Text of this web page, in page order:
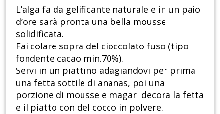
L’alga fa da gelificante naturale e in un paio
d’ore sarà pronta una bella mousse
solidificata.
Fai colare sopra del cioccolato fuso (tipo
fondente cacao min.70%).
Servi in un piattino adagiandovi per prima
una fetta sottile di ananas, poi una
porzione di mousse e magari decora la fetta
e il piatto con del cocco in polvere.